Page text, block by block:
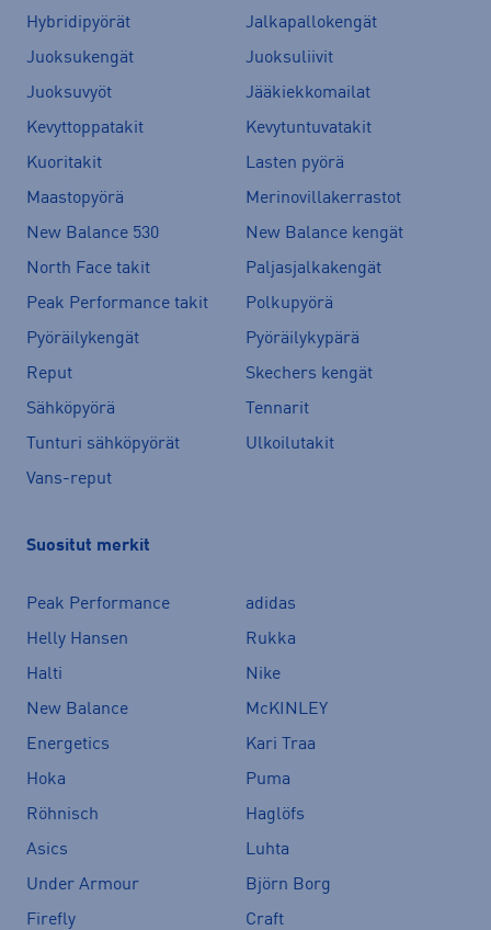
Hybridipyörät
Jalkapallokengät
Juoksukengät
Juoksuliivit
Juoksuvyöt
Jääkiekkomailat
Kevyttoppatakit
Kevytuntuvatakit
Kuoritakit
Lasten pyörä
Maastopyörä
Merinovillakerrastot
New Balance 530
New Balance kengät
North Face takit
Paljasjalkakengät
Peak Performance takit
Polkupyörä
Pyöräilykengät
Pyöräilykypärä
Reput
Skechers kengät
Sähköpyörä
Tennarit
Tunturi sähköpyörät
Ulkoilutakit
Vans-reput
Suositut merkit
Peak Performance
adidas
Helly Hansen
Rukka
Halti
Nike
New Balance
McKINLEY
Energetics
Kari Traa
Hoka
Puma
Röhnisch
Haglöfs
Asics
Luhta
Under Armour
Björn Borg
Firefly
Craft